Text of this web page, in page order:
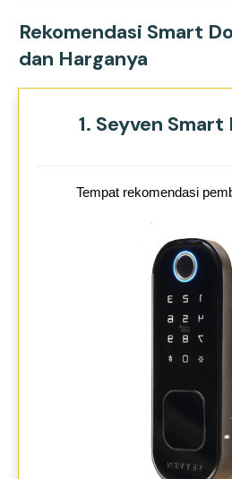
Rekomendasi Smart
dan Harganya
1. Seyven
Tempat rekomendasi